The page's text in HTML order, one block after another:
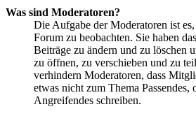
Was sind Moderatoren?
Die Aufgabe der Moderatoren ist
Forum zu beobachten. Sie haben
Beiträge zu ändern und zu löschen
zu öffnen, zu verschieben und zu
verhindern Moderatoren, dass
etwas nicht zum Thema Passendes,
Angreifendes schreiben.